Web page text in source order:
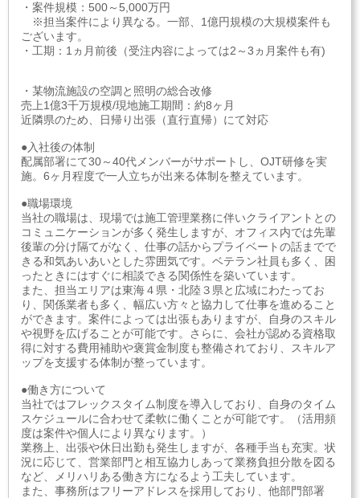
・案件規模：500～5,000万円
※担当案件により異なる。一部、1億円規模の大規模案件も
ございます。
・工期：1ヵ月前後（受注内容によっては2～3ヵ月案件も有)
・某物流施設の空調と照明の総合改修
売上1億3千万規模/現地施工期間：約8ヶ月
近隣県のため、日帰り出張（直行直帰）にて対応
●入社後の体制
配属部署にて30～40代メンバーがサポートし、OJT研修を実
施。6ヶ月程度で一人立ちが出来る体制を整えています。
●職場環境
当社の職場は、現場では施工管理業務に伴いクライアントとの
コミュニケーションが多く発生しますが、オフィス内では先輩
後輩の分け隔てがなく、仕事の話からプライベートの話までで
きる和気あいあいとした雰囲気です。ベテラン社員も多く、困
ったときにはすぐに相談できる関係性を築いています。
また、担当エリアは東海４県・北陸３県と広域にわたってお
り、関係業者も多く、幅広い方々と協力して仕事を進めること
ができます。案件によっては出張もありますが、自身のスキル
や視野を広げることが可能です。さらに、会社が認める資格取
得に対する費用補助や褒賞金制度も整備されており、スキルア
ップを支援する体制が整っています。
●働き方について
当社ではフレックスタイム制度を導入しており、自身のタイム
スケジュールに合わせて柔軟に働くことが可能です。（活用頻
度は案件や個人により異なります。）
業務上、出張や休日出勤も発生しますが、各種手当も充実。状
況に応じて、営業部門と相互協力しあって業務負担分散を図る
など、メリハリある働き方になるよう工夫しています。
また、事務所はフリーアドレスを採用しており、他部門部署